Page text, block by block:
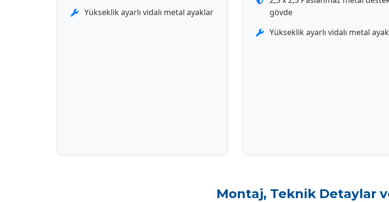
Yükseklik ayarlı vidalı metal ayaklar
gövde
Yükseklik ayarlı vidalı metal
Montaj, Teknik Detaylar